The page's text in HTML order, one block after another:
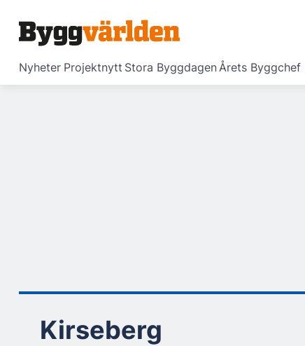
Nyheter Projektnytt Stora ByggdagenÅrets Byggchef
Kirseberg